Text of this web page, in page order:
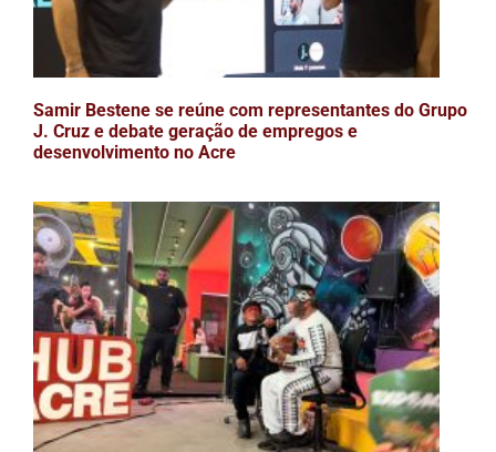
Samir Bestene se reúne com representantes do Grupo
J. Cruz e debate geração de empregos e
desenvolvimento no Acre